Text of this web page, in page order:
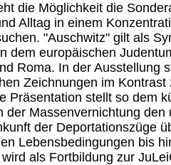
die Möglichkeit die
Alltag in einem
"Auschwitz" gilt als
dem europäischen
Roma. In der Ausstellung
Zeichnungen im Kontrast
Präsentation stellt so dem
der Massenvernichtung den
der Deportationszüge
Lebensbedingungen bis
als Fortbildung zur